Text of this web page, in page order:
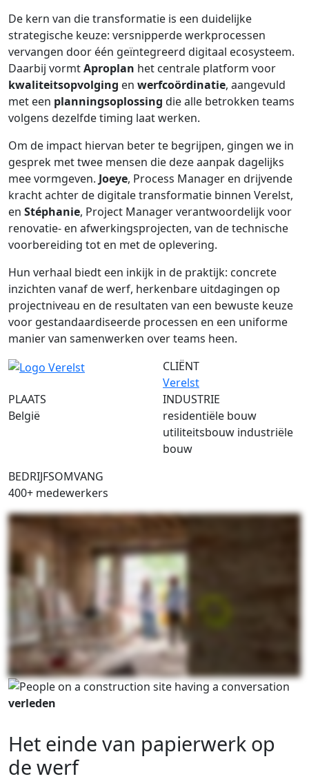
De kern van die transformatie is een duidelijke
strategische keuze: versnipperde werkprocessen
vervangen door één geïntegreerd digitaal ecosysteem.
Daarbij vormtAproplan het centrale platform voor
kwaliteitsopvolging en werfcoördinatie, aangevuld
met een planningsoplossing die alle betrokken teams
volgens dezelfde timing laat werken.
Om de impact hiervan beter te begrijpen, gingen we in
gesprek met twee mensen die deze aanpak dagelijks
mee vormgeven. Joeye, Process Manager en drijvende
kracht achter de digitale transformatie binnen Verelst,
en Stéphanie, Project Manager verantwoordelijk voor
renovatie- en afwerkingsprojecten, van de technische
voorbereiding tot en met de oplevering.
Hun verhaal biedt een inkijk in de praktijk: concrete
inzichten vanaf de werf, herkenbare uitdagingen op
projectniveau en de resultaten van een bewuste keuze
voor gestandaardiseerde processen en een uniforme
manier van samenwerken over teams heen.
CLIËNT
Verelst
PLAATS
België
INDUSTRIE
residentiële bouw
utiliteitsbouw industriële
bouw
BEDRIJFSOMVANG
400+ medewerkers
verleden
Het einde van papierwerk op
de werf